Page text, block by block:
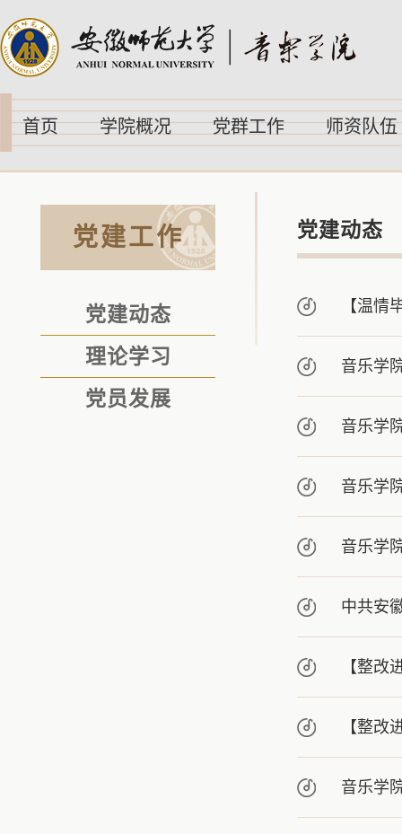
首页 学院概况 党群工作 师资队伍
党建工作
党建动态
理论学习
党员发展
党建动态
【温情
音乐学
音乐学
音乐学
音乐学
中共安
【整改
【整改
音乐学